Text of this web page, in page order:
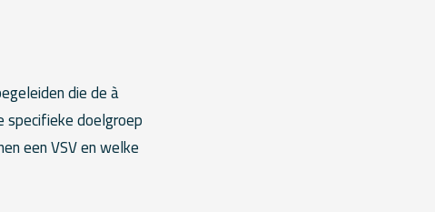
die de à
specifieke doelgroep
een VSV en welke